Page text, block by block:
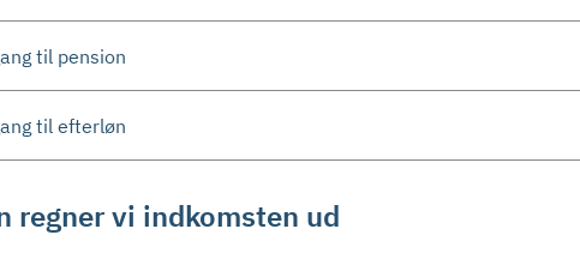
til pension
til efterløn
regner vi indkomsten ud